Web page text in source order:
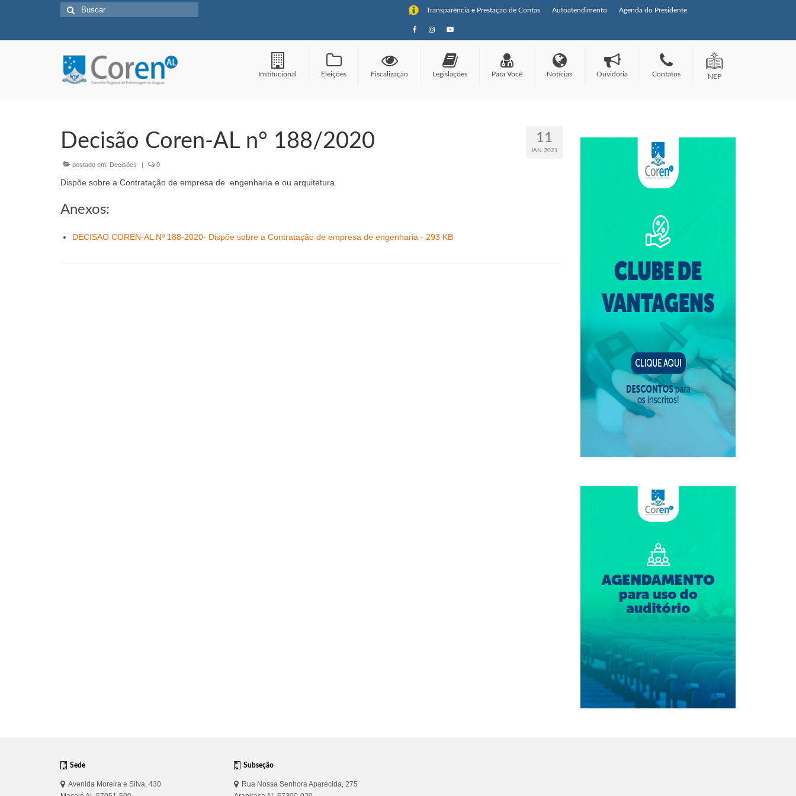
Transparência e Prestação de Contas Autoatendimento Agenda do Presidente
Buscar
por:
Institucional Eleições Fiscalização Legislações Para Você Notícias Ouvidoria Contatos NEP
11
JAN 2021
Decisão Coren-AL n° 188/2020
postado em: Decisões | 0
Dispõe sobre a Contratação de empresa de engenharia e ou arquitetura.
Anexos:
DECISAO COREN-AL Nº 188-2020- Dispõe sobre a Contratação de empresa de engenharia - 293 KB
Sede
Avenida Moreira e Silva, 430
Subseção
Rua Nossa Senhora Aparecida, 275